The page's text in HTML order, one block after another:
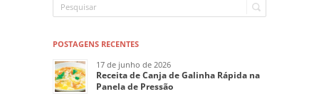
POSTAGENS RECENTES
17 de junho de 2026
Receita de Canja de Galinha Rápida na
Panela de Pressão